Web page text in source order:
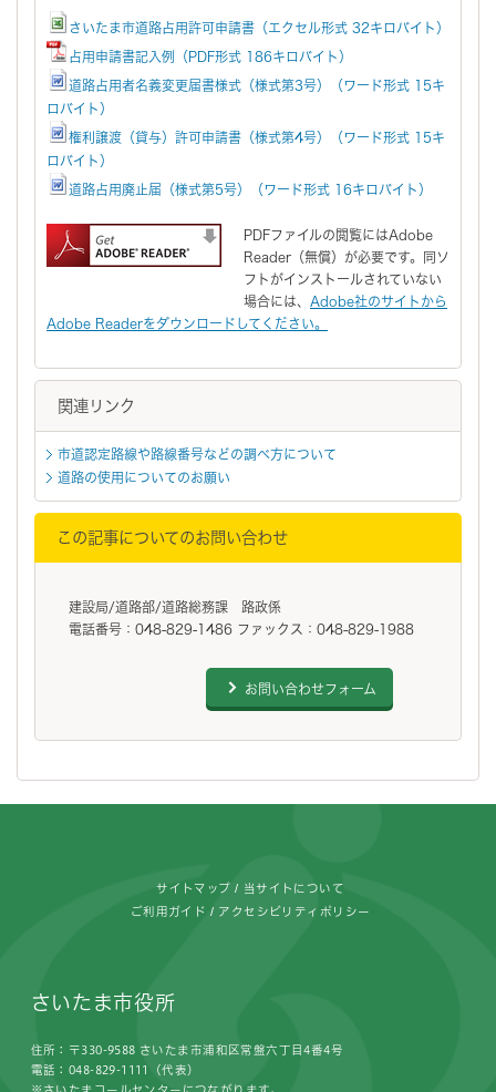
さいたま市道路占用許可申請書（エクセル形式 32キロバイト）
占用申請書記入例（PDF形式 186キロバイト）
道路占用者名義変更届書様式（様式第3号）（ワード形式 15キ
ロバイト）
権利譲渡（貸与）許可申請書（様式第4号）（ワード形式 15キ
ロバイト）
道路占用廃止届（様式第5号）（ワード形式 16キロバイト）
PDFファイルの閲覧にはAdobe
Reader（無償）が必要です。同ソ
フトがインストールされていない
場合には、 Adobe社のサイトから
Adobe Readerをダウンロードしてください。
関連リンク
市道認定路線や路線番号などの調べ方について
道路の使用についてのお願い
この記事についてのお問い合わせ
建設局/道路部/道路総務課 路政係
電話番号：048-829-1486 ファックス：048-829-1988
お問い合わせフォーム
サイトマップ 当サイトについて
ご利用ガイド アクセシビリティポリシー
さいたま市役所
住所：〒330-9588 さいたま市浦和区常盤六丁目4番4号
電話：048-829-1111（代表）
※さいたまコールセンターにつながります。